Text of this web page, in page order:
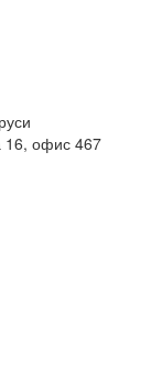
16, офис 467